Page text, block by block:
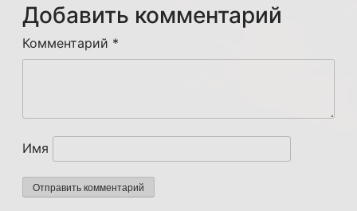
Добавить комментарий
Комментарий *
Имя